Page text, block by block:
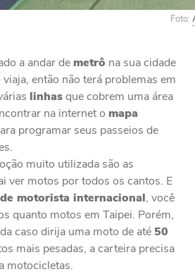
Foto:
a andar demetrô na sua cidade
então não terá problemas em
linhasque cobrem uma área
na internet o mapa
programar seus passeios de
muito utilizada são as
ver motos por todos os cantos. E
motorista internacional, você
quanto motos em Taipei. Porém,
caso dirija uma moto de até 50
mais pesadas, a carteira precisa
motocicletas.